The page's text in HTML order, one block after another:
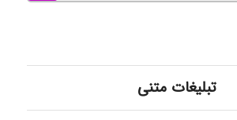
تبلیغات متنی